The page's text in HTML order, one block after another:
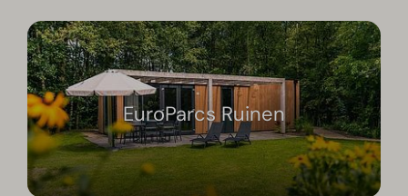
EuroParcs Ruinen